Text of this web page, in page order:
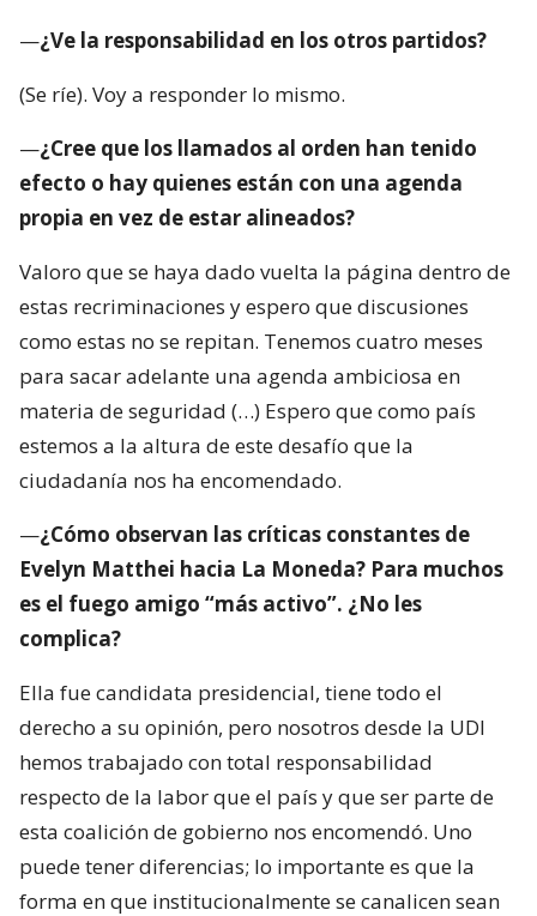
—¿Ve la responsabilidad en los otros partidos?
(Se ríe). Voy a responder lo mismo.
—¿Cree que los llamados al orden han tenido
efecto o hay quienes están con una agenda
propia en vez de estar alineados?
Valoro que se haya dado vuelta la página dentro de
estas recriminaciones y espero que discusiones
como estas no se repitan. Tenemos cuatro meses
para sacar adelante una agenda ambiciosa en
materia de seguridad (…) Espero que como país
estemos a la altura de este desafío que la
ciudadanía nos ha encomendado.
—¿Cómo observan las críticas constantes de
Evelyn Matthei hacia La Moneda? Para muchos
es el fuego amigo “más activo”. ¿No les
complica?
Ella fue candidata presidencial, tiene todo el
derecho a su opinión, pero nosotros desde la UDI
hemos trabajado con total responsabilidad
respecto de la labor que el país y que ser parte de
esta coalición de gobierno nos encomendó. Uno
puede tener diferencias; lo importante es que la
forma en que institucionalmente se canalicen sean